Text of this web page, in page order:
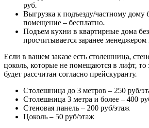
руб.
Выгрузка к подъезду/частному дому
помещение – бесплатно.
Подъем кухни в квартирные дома
просчитывается заранее
Если в вашем заказе есть столешница,
цоколь, которые не помещаются в лифт, то
будет рассчитан согласно прейскуранту.
Столешница до 3 метров – 250 руб/
Столешница 3 метра и более – 400
Стеновая панель – 200 руб/этаж
Цоколь – 50 руб/этаж